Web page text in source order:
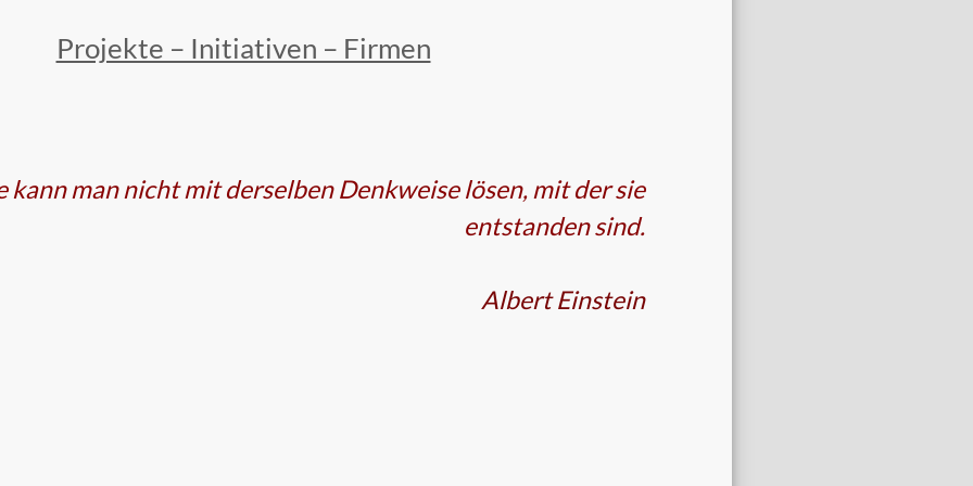
Projekte – Initiativen – Firmen
kann man nicht mit derselben Denkweise lösen, mit der sie
entstanden sind.
Albert Einstein